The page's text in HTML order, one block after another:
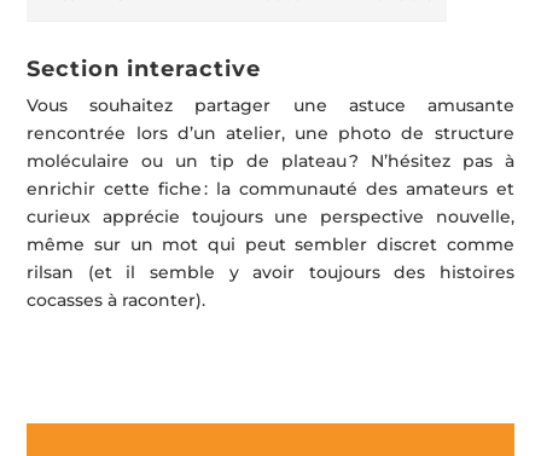
Section interactive
Vous souhaitez partager une astuce amusante
rencontrée lors d’un atelier, une photo de structure
moléculaire ou un tip de plateau ? N’hésitez pas à
enrichir cette fiche : la communauté des amateurs et
curieux apprécie toujours une perspective nouvelle,
même sur un mot qui peut sembler discret comme
rilsan (et il semble y avoir toujours des histoires
cocasses à raconter).